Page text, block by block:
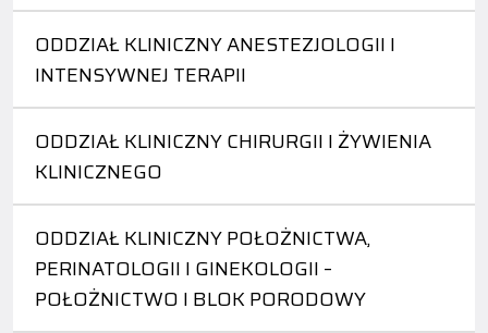
ODDZIAŁ KLINICZNY ANESTEZJOLOGII I
INTENSYWNEJ TERAPII
ODDZIAŁ KLINICZNY CHIRURGII I ŻYWIENIA
KLINICZNEGO
ODDZIAŁ KLINICZNY POŁOŻNICTWA,
PERINATOLOGII I GINEKOLOGII –
POŁOŻNICTWO I BLOK PORODOWY